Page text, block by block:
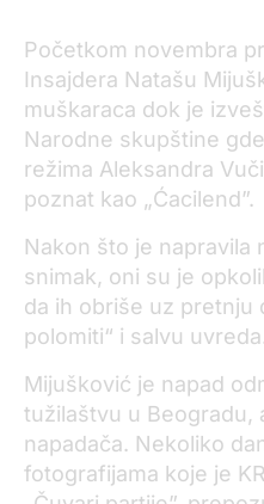
Početkom novembra
Insajdera Natašu
muškaraca dok je
Narodne skupštine
režima Aleksandra
poznat kao „Ćacilend”.
Nakon što je napravila
snimak, oni su je
da ih obriše uz pretnju
polomiti“ i salvu
Mijušković je napad
tužilaštvu u Beogradu,
napadača. Nekoliko
fotografijama koje je